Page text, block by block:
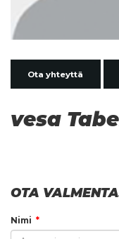
Ota yhteyttä
vesa
OTA
Nimi